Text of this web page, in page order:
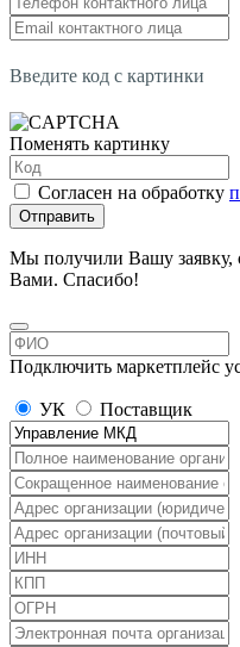
Введите код с картинки
Поменять картинку
Согласен на обработку
Отправить
Мы получили Вашу заявку,
Вами. Спасибо!
Подключить маркетплейс
УК Поставщик